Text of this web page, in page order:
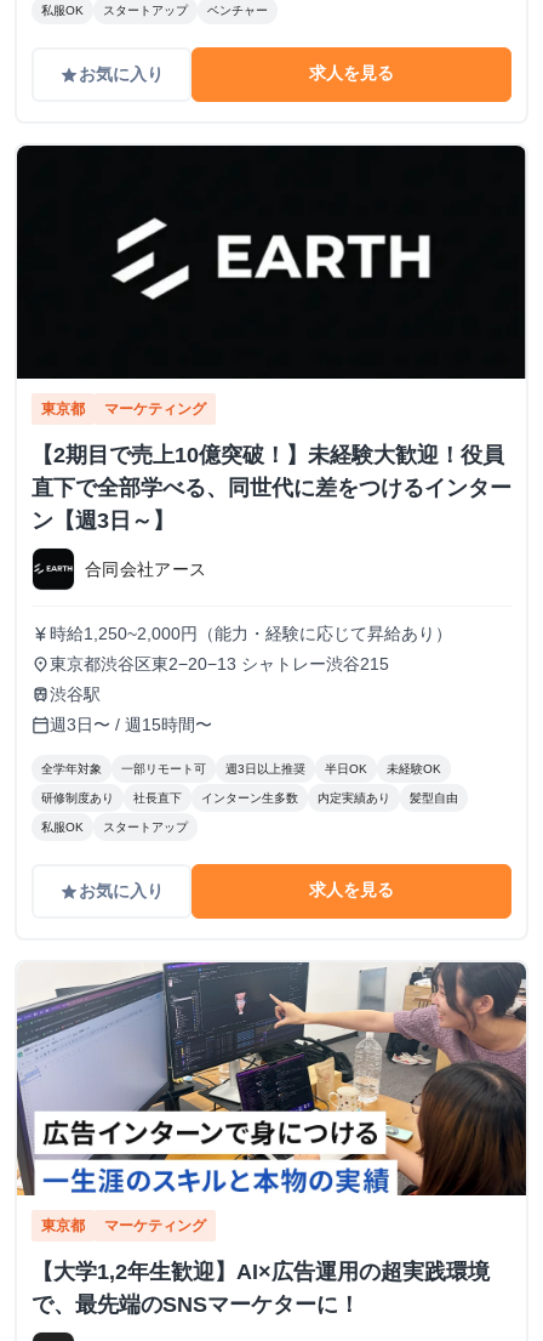
私服OK スタートアップ ベンチャー
gradeお気に入り 求人を見る
東京都 マーケティング
【2期目で売上10億突破！】未経験大歓迎！役員
直下で全部学べる、同世代に差をつけるインター
ン【週3日～】
合同会社アース
currency_yen 時給1,250~2,000円（能力・経験に応じて昇給あり）
place東京都渋谷区東2−20−13 シャトレー渋谷215
train渋谷駅
calendar_today週3日〜 / 週15時間〜
全学年対象 一部リモート可 週3日以上推奨 半日OK 未経験OK
研修制度あり 社長直下 インターン生多数 内定実績あり 髪型自由
私服OK スタートアップ
gradeお気に入り 求人を見る
東京都 マーケティング
【大学1,2年生歓迎】AI×広告運用の超実践環境
で、最先端のSNSマーケターに！